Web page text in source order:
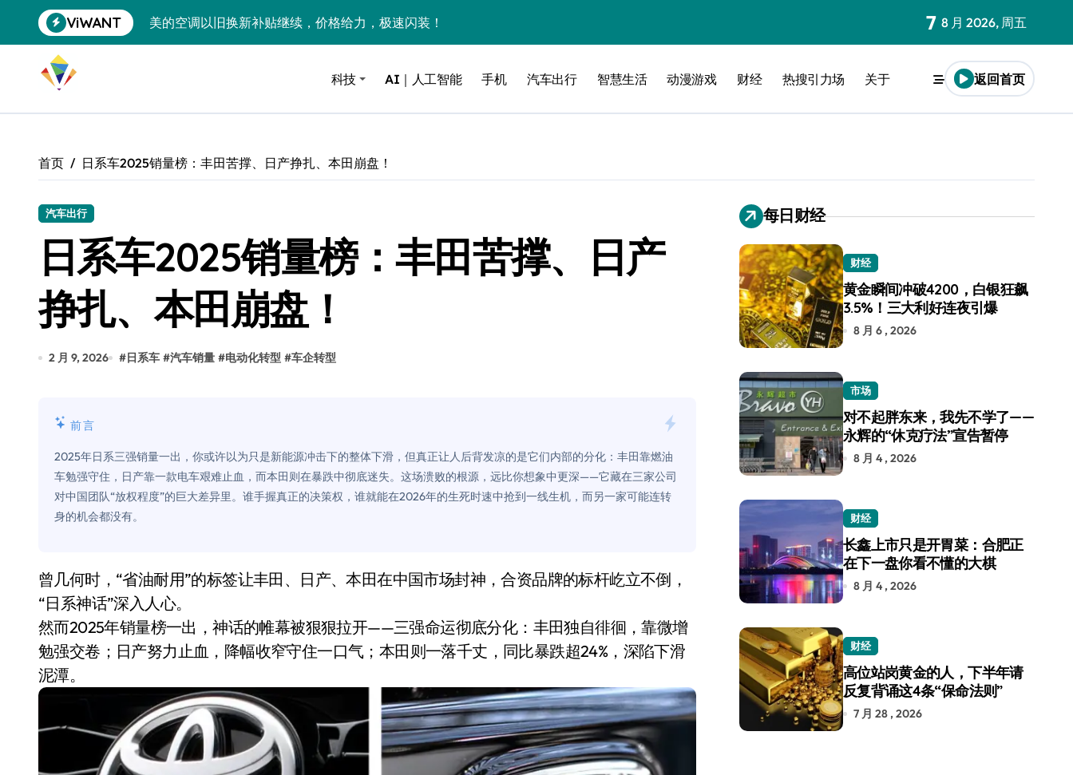
到
ViWANT
美的空调以旧换新补贴继续，价格给力，极速闪装！
黄金瞬间冲破4200，白银狂飙3.5%！三大利好连夜引爆
特斯拉中国卖第五，丰田一季净赚两个比亚迪——中国车企该醒醒了
Xbox七月大崩盘：裁员3200、卖工作室、网络瘫了，微软这次真急了
谷歌DeepMind创始人辞去CEO，但继续“垂帘听政”？
全球最小U盘，容量却碾压iPhone 17顶配？闪迪这波操作太狠了
400层堆叠、性能翻倍 三星把最新存储技术给了AI
别再用汽车USB给MacBook充电了！老司机教你3招真·快充
花钱买宝马，启动先看蜘蛛侠？”车主怒了：车内不是广告屏！
维修店最怕的“作死”操作：把手机塞冰箱，你中招了吗？
轻到忽略不计 大疆Mini 2S内录实测，值不值得冲？
从“卖电视”到“定规则”：海信拿下RGB-Mini LED全球话语权
对不起胖东来，我先不学了——永辉的“休克疗法”宣告暂停
国际首次！中国钙钛矿探测器太空“开箱”，一边探测射线一边光伏发电
小米涨价！K90跳上3099，小米17标准版逼近4800
7 8 月 2026, 周五
科技 AI｜人工智能 手机 汽车出行 智慧生活 动漫游戏 财经 热搜引力场 关于 返回首页
首页 日系车2025销量榜：丰田苦撑、日产挣扎、本田崩盘！
汽车出行
日系车2025销量榜：丰田苦撑、日产
挣扎、本田崩盘！
2 月 9, 2026 #日系车 #汽车销量 #电动化转型 #车企转型
前言
2025年日系三强销量一出，你或许以为只是新能源冲击下的整体下滑，但真正让人后背发凉的是它们内部的分化：丰田靠燃油
车勉强守住，日产靠一款电车艰难止血，而本田则在暴跌中彻底迷失。这场溃败的根源，远比你想象中更深——它藏在三家公司
对中国团队“放权程度”的巨大差异里。谁手握真正的决策权，谁就能在2026年的生死时速中抢到一线生机，而另一家可能连转
身的机会都没有。
曾几何时，“省油耐用”的标签让丰田、日产、本田在中国市场封神，合资品牌的标杆屹立不倒，
“日系神话”深入人心。
然而2025年销量榜一出，神话的帷幕被狠狠拉开——三强命运彻底分化：丰田独自徘徊，靠微增
勉强交卷；日产努力止血，降幅收窄守住一口气；本田则一落千丈，同比暴跌超24%，深陷下滑
泥潭。
每日财经
财经
黄金瞬间冲破4200，白银狂飙
3.5%！三大利好连夜引爆
8 月 6 , 2026
市场
对不起胖东来，我先不学了——
永辉的“休克疗法”宣告暂停
8 月 4 , 2026
财经
长鑫上市只是开胃菜：合肥正
在下一盘你看不懂的大棋
8 月 4 , 2026
财经
高位站岗黄金的人，下半年请
反复背诵这4条“保命法则”
7 月 28 , 2026